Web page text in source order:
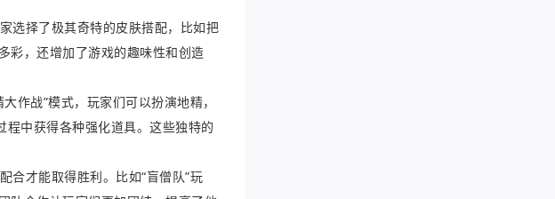
选择了极其奇特的皮肤搭配，比如把
彩，还增加了游戏的趣味性和创造
作战”模式，玩家们可以扮演地精，
程中获得各种强化道具。这些独特的
合才能取得胜利。比如“盲僧队”玩